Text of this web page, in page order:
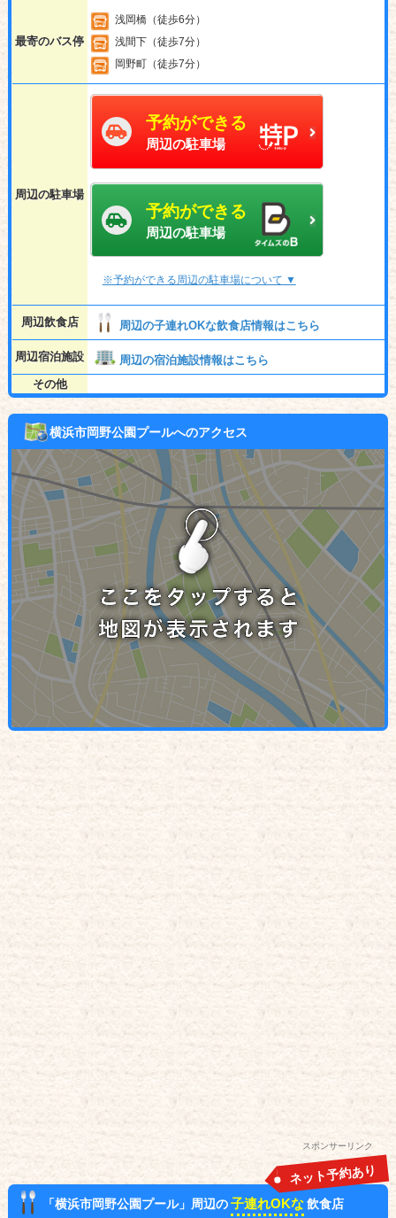
最寄のバス停
浅岡橋（徒歩6分）
浅間下（徒歩7分）
岡野町（徒歩7分）
周辺の駐車場
予約ができる
周辺の駐車場
予約ができる
周辺の駐車場
※予約ができる周辺の駐車場について ▼
周辺飲食店 周辺の子連れOKな飲食店情報はこちら
周辺宿泊施設
周辺の宿泊施設情報はこちら
その他
横浜市岡野公園プールへのアクセス
スポンサーリンク
「横浜市岡野公園プール」周辺の子連れOKな 飲食店
ネット予約あり